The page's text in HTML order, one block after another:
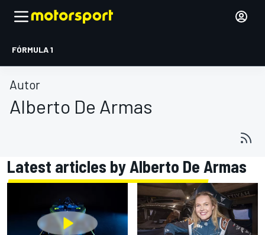
FÓRMULA 1
Autor
Alberto De Armas
Latest articles by Alberto De Armas